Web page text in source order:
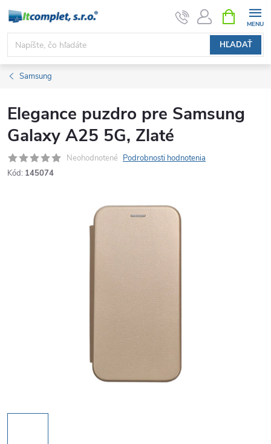
Prejsť
obsah
HĽADAŤ
KOŠÍK
Samsung
Elegance puzdro pre Samsung
Galaxy A25 5G, Zlaté
Neohodnotené Podrobnosti hodnotenia
Kód: 145074